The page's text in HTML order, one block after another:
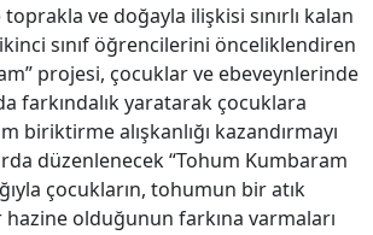
ve doğayla ilişkisi sınırlı kalan
sınıf öğrencilerini önceliklendiren
projesi, çocuklar ve ebeveynlerinde
farkındalık yaratarak çocuklara
biriktirme alışkanlığı kazandırmayı
düzenlenecek “Tohum Kumbaram
çocukların, tohumun bir atık
olduğunun farkına varmaları